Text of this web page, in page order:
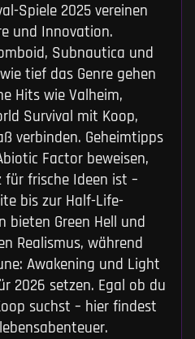
Spiele 2025 vereinen
und Innovation.
Subnautica und
tief das Genre gehen
Hits wie Valheim,
Survival mit Koop,
verbinden. Geheimtipps
Factor beweisen,
frische Ideen ist –
bis zur Half-Life-
bieten Green Hell und
Realismus, während
Awakening und Light
2026 setzen. Egal ob du
suchst – hier findest